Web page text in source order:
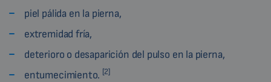
piel pálida en la pierna,
extremidad fría,
deterioro o desaparición del pulso en la pierna,
entumecimiento. [2]